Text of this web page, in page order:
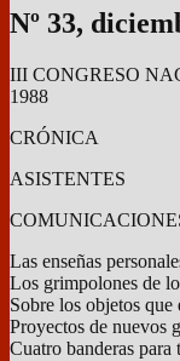
Nº 33,
III CONGRESO
1988
CRÓNICA
ASISTENTES
Las enseñas
Los grimpolones de
Sobre los objetos
Proyectos de nuevos
Cuatro banderas para